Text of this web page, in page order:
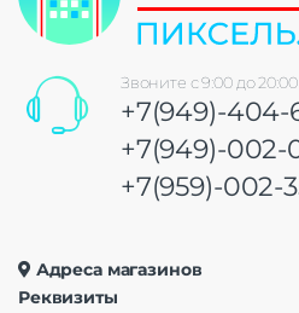
Звоните с 9:00 до 20:00
+7(949)-404-
+7(949)-002-
+7(959)-002-
Адреса магазинов
Реквизиты